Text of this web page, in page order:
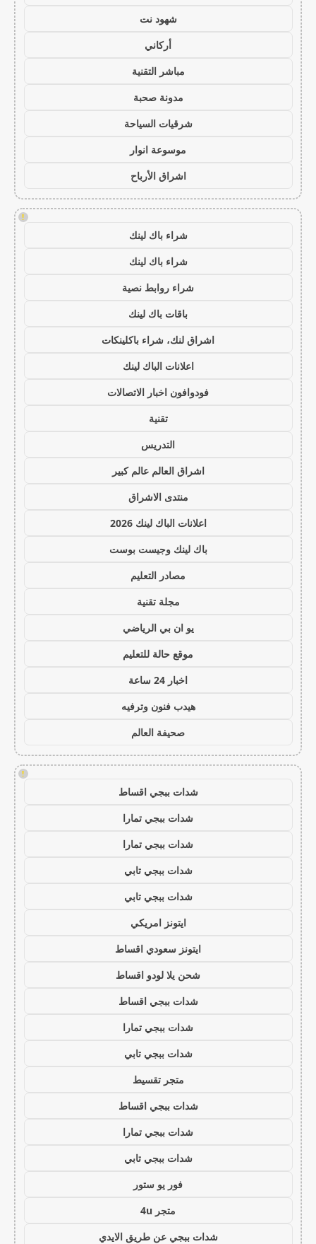
شهود نت
أركاني
مباشر التقنية
مدونة صحبة
شرقيات السياحة
موسوعة انوار
اشراق الأرباح
!
شراء باك لينك
شراء باك لينك
شراء روابط نصية
باقات باك لينك
اشراق لنك، شراء باكلينكات
اعلانات الباك لينك
فودوافون اخبار الاتصالات
تقنية
التدريس
اشراق العالم عالم كبير
منتدى الاشراق
اعلانات الباك لينك 2026
باك لينك وجيست بوست
مصادر التعليم
مجلة تقنية
يو ان بي الرياضي
موقع حالة للتعليم
اخبار 24 ساعة
هيدب فنون وترفيه
صحيفة العالم
!
شدات ببجي اقساط
شدات ببجي تمارا
شدات ببجي تمارا
شدات ببجي تابي
شدات ببجي تابي
ايتونز امريكي
ايتونز سعودي اقساط
شحن يلا لودو اقساط
شدات ببجي اقساط
شدات ببجي تمارا
شدات ببجي تابي
متجر تقسيط
شدات ببجي اقساط
شدات ببجي تمارا
شدات ببجي تابي
فور يو ستور
متجر 4u
شدات ببجي عن طريق الايدي